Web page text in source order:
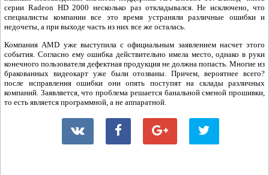
серии Radeon HD 2000 несколько раз откладывался. Не исключено, что
специалисты компании все это время устраняли различные ошибки и
недочеты, а при выходе часть из них все же осталась.
Компания AMD уже выступила с официальным заявлением насчет этого
события. Согласно ему ошибка действительно имела место, однако в руки
конечного пользователя дефектная продукция не должна попасть. Многие из
бракованных видеокарт уже были отозваны. Причем, вероятнее всего?
после исправления ошибки они опять поступят на склады различных
компаний. Заявляется, что проблема решается банальной сменой прошивки,
то есть является программной, а не аппаратной.